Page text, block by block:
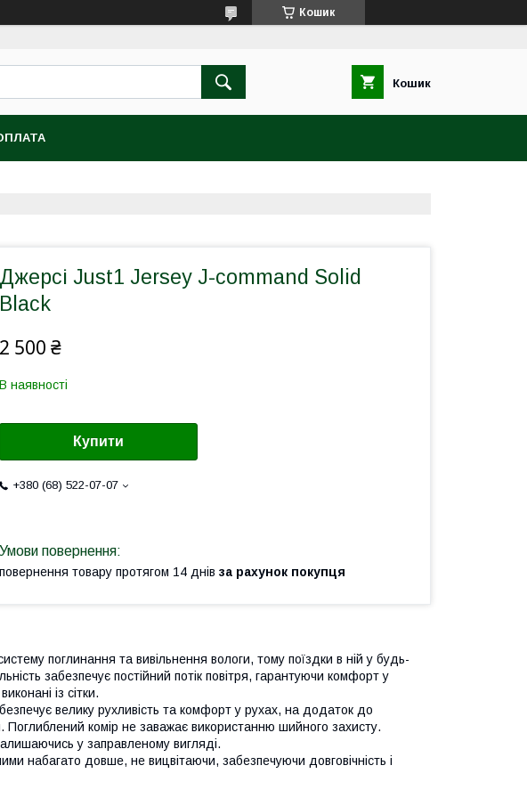
Кошик
Кошик
Джерсі Just1 Jersey J-command Solid
Black
2 500 ₴
В наявності
Купити
+380 (68) 522-07-07
повернення товару протягом 14 днів за рахунок покупця
поглинання та вивільнення вологи, тому поїздки в ній у будь-
забезпечує постійний потік повітря, гарантуючи комфорт у
із сітки.
велику рухливість та комфорт у рухах, на додаток до
комір не заважає використанню шийного захисту.
у заправленому вигляді.
набагато довше, не вицвітаючи, забезпечуючи довговічність і